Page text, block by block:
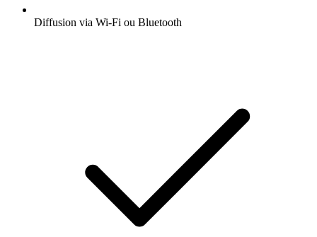
Diffusion via Wi-Fi ou Bluetooth